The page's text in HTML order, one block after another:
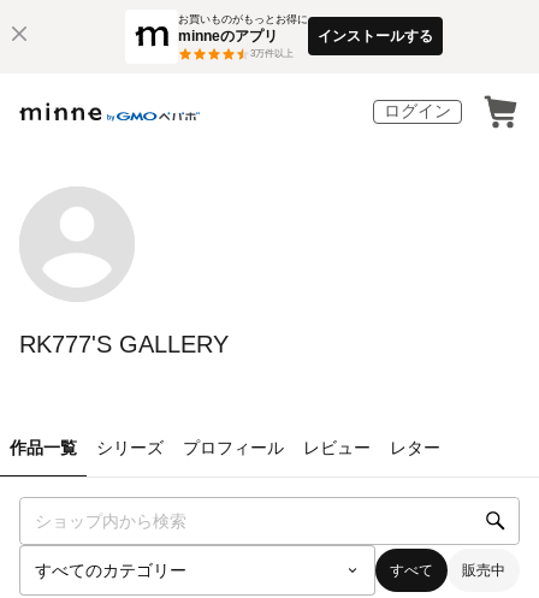
お買いものがもっとお得に
minneのアプリ
3万件以上
インストールする
ログイン
RK777'S GALLERY
作品一覧 シリーズ プロフィール レビュー レター
すべて 販売中